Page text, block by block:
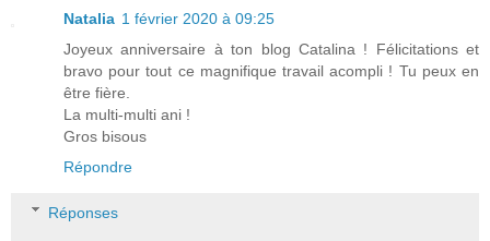
Natalia 1 février 2020 à 09:25
Joyeux anniversaire à ton blog Catalina ! Félicitations et
bravo pour tout ce magnifique travail acompli ! Tu peux en
être fière.
La multi-multi ani !
Gros bisous
Répondre
Réponses